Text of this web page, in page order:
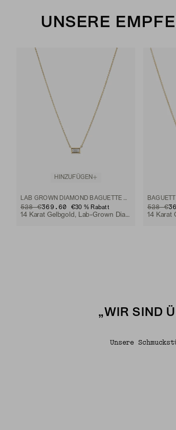
UNSERE
HINZUFÜGEN
ORIGINAL PRICE
528 €
SALE PRICE369.60 €30 % Rabatt
14 Karat Gelbgold, Lab-Grown Diamant
ORIGINAL
528 €
SALE
14 Karat
„WIR SIND
Unsere